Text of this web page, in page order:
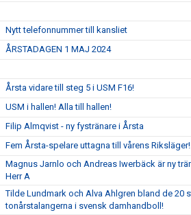
Nytt telefonnummer till kansliet
ÅRSTADAGEN 1 MAJ 2024
Årsta vidare till steg 5 i USM F16!
USM i hallen! Alla till hallen!
Filip Almqvist - ny fystränare i Årsta
Fem Årsta-spelare uttagna till vårens Riksläger!
Magnus Jarnlo och Andreas Iwerbäck är ny
Herr A
Tilde Lundmark och Alva Ahlgren bland de 20
tonårstalangerna i svensk damhandboll!